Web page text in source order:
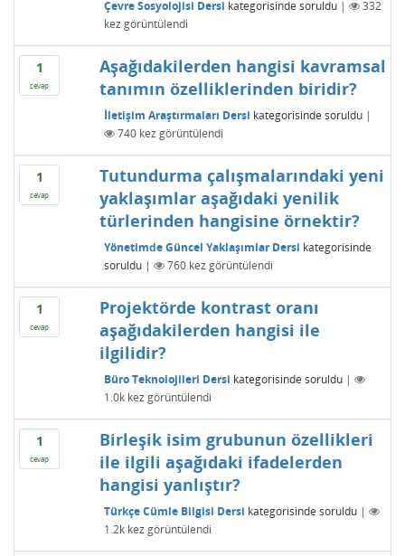
Çevre Sosyolojisi Dersi kategorisinde soruldu |
332
kez görüntülendi
1
cevap
Aşağıdakilerden hangisi kavramsal
tanımın özelliklerinden biridir?
İletişim Araştırmaları Dersi kategorisinde soruldu |
740kez görüntülendi
1
cevap
Tutundurma çalışmalarındaki yeni
yaklaşımlar aşağıdaki yenilik
türlerinden hangisine örnektir?
Yönetimde Güncel Yaklaşımlar Dersi kategorisinde
soruldu | 760kez görüntülendi
1
cevap
Projektörde kontrast oranı
aşağıdakilerden hangisi ile
ilgilidir?
Büro Teknolojileri Dersi kategorisinde soruldu |
1.0kkez görüntülendi
1
cevap
Birleşik isim grubunun özellikleri
ile ilgili aşağıdaki ifadelerden
hangisi yanlıştır?
Türkçe Cümle Bilgisi Dersi kategorisinde soruldu |
1.2kkez görüntülendi